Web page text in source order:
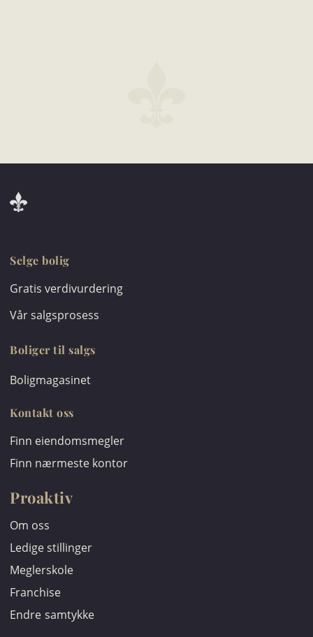
Selge bolig
Gratis verdivurdering
Vår salgsprosess
Boliger til salgs
Boligmagasinet
Kontakt oss
Finn eiendomsmegler
Finn nærmeste kontor
Proaktiv
Om oss
Ledige stillinger
Meglerskole
Franchise
Endre samtykke